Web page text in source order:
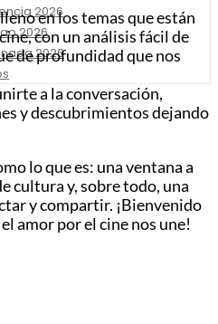
2026
2026
2026
en los temas que están
con un análisis fácil de
de profundidad que nos
a la conversación,
y descubrimientos dejando
lo que es: una ventana a
cultura y, sobre todo, una
y compartir. ¡Bienvenido
amor por el cine nos une!